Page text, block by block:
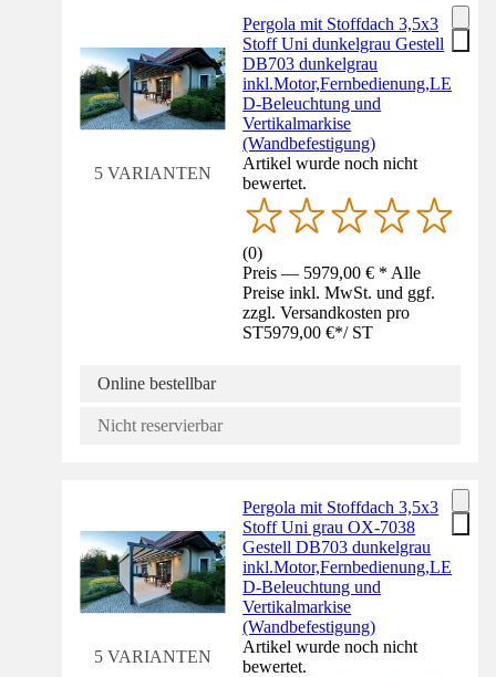
5 VARIANTEN
Pergola mit Stoffdach 3,5x3
Stoff Uni dunkelgrau Gestell
DB703 dunkelgrau
inkl.Motor,Fernbedienung,LE
D-Beleuchtung und
Vertikalmarkise
(Wandbefestigung)
Artikel wurde noch nicht
bewertet.
(0)
Preis — 5979,00 € * Alle
Preise inkl. MwSt. und ggf.
zzgl. Versandkosten pro
ST5979,00 €*/ ST
Online bestellbar
Nicht reservierbar
5 VARIANTEN
Pergola mit Stoffdach 3,5x3
Stoff Uni grau OX-7038
Gestell DB703 dunkelgrau
inkl.Motor,Fernbedienung,LE
D-Beleuchtung und
Vertikalmarkise
(Wandbefestigung)
Artikel wurde noch nicht
bewertet.